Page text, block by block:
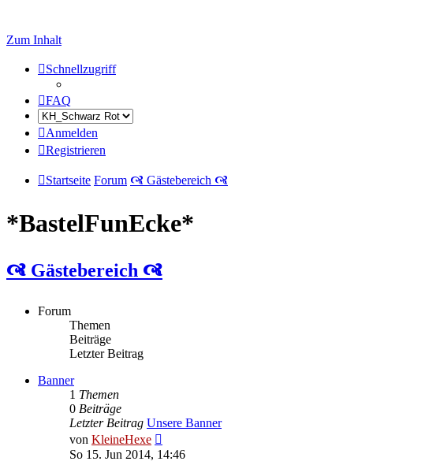
Zum Inhalt
Schnellzugriff
FAQ
Anmelden
Registrieren
Startseite Forum 🙧 Gästebereich 🙧
*BastelFunEcke*
🙧 Gästebereich 🙧
Forum
Themen
Beiträge
Letzter Beitrag
Banner
1 Themen
0 Beiträge
Letzter Beitrag Unsere Banner
von KleineHexe
Beitrag
So 15. Jun 2014, 14:46